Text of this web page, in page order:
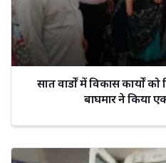
सात वार्डों में विकास कार्यों
बाघमार ने किया